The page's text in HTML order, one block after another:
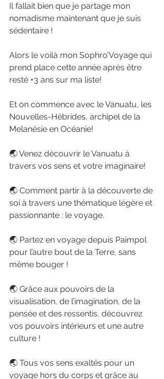
Il fallait bien que je partage mon
nomadisme maintenant que je suis
sédentaire !
Alors le voilà mon Sophro’Voyage qui
prend place cette année après être
resté +3 ans sur ma liste!
Et on commence avec le Vanuatu, les
Nouvelles-Hébrides, archipel de la
Melanésie en Océanie!
🌏 Venez découvrir le Vanuatu à
travers vos sens et votre imaginaire!
🌏 Comment partir à la découverte de
soi à travers une thématique légère et
passionnante : le voyage.
🌏 Partez en voyage depuis Paimpol
pour l’autre bout de la Terre, sans
même bouger !
🌏 Grâce aux pouvoirs de la
visualisation, de l’imagination, de la
pensée et des ressentis, découvrez
vos pouvoirs intérieurs et une autre
culture !
🌏 Tous vos sens exaltés pour un
voyage hors du corps et grâce au